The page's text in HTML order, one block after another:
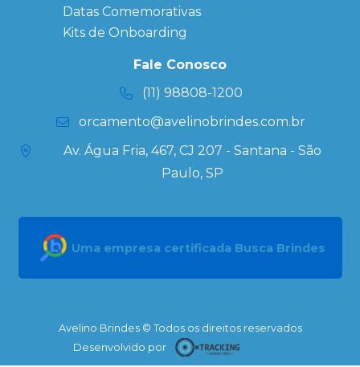
Datas Especiais
Ecobag
Personalizada
Kits
Datas Comemorativas
Kits de Onboarding
Fale Conosco
(11) 98808-1200
orcamento@avelinobrindes.com.br
Av. Água Fria, 467, CJ 207 - Santana - São
Paulo, SP
Uma empresa certificada Busca Brindes
Avelino Brindes © Todos os direitos reservados
Desenvolvido por